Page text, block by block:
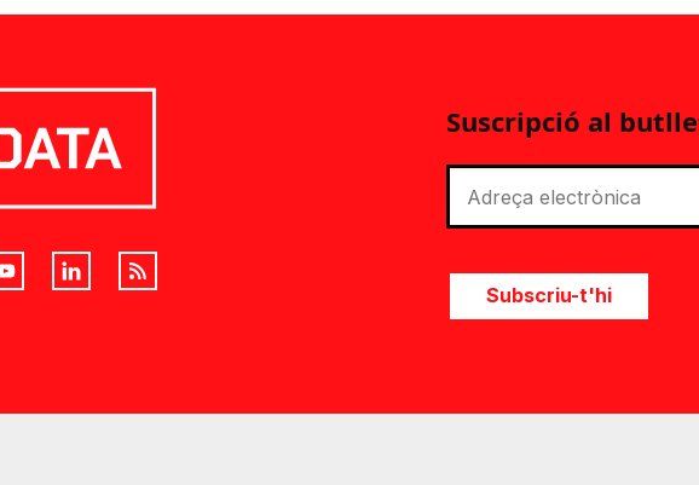
Suscripció al
Subscriu-t'hi